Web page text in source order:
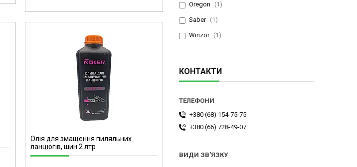
Олія для змащення пиляльних
ланцюгів, шин 2 лтр
Oregon 1
Saber 1
Winzor 1
КОНТАКТИ
+380 (68) 154-75-75
+380 (66) 728-49-07